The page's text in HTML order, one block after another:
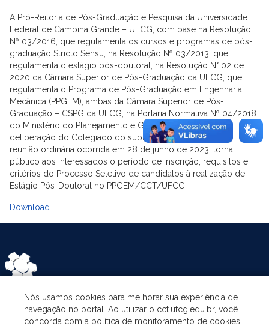
A Pró-Reitoria de Pós-Graduação e Pesquisa da Universidade
Federal de Campina Grande – UFCG, com base na Resolução
Nº 03/2016, que regulamenta os cursos e programas de pós-
graduação Stricto Sensu; na Resolução Nº 03/2013, que
regulamenta o estágio pós-doutoral; na Resolução N° 02 de
2020 da Câmara Superior de Pós-Graduação da UFCG, que
regulamenta o Programa de Pós-Graduação em Engenharia
Mecânica (PPGEM), ambas da Câmara Superior de Pós-
Graduação – CSPG da UFCG; na Portaria Normativa Nº 04/2018
do Ministério do Planejamento e Gestão de Pessoas, e na
deliberação do Colegiado do supracitado Programa, em
reunião ordinária ocorrida em 28 de junho de 2023, torna
público aos interessados o período de inscrição, requisitos e
critérios do Processo Seletivo de candidatos à realização de
Estágio Pós-Doutoral no PPGEM/CCT/UFCG.
Download
ASSUNTOS
Nós usamos cookies para melhorar sua experiência de
navegação no portal. Ao utilizar o cct.ufcg.edu.br, você
concorda com a política de monitoramento de cookies.